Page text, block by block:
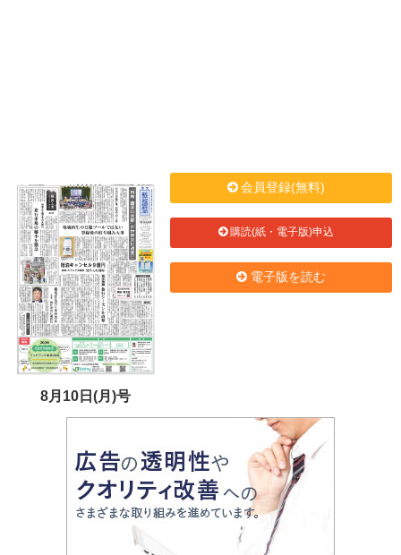
8月10日(月)号
会員登録(無料)
購読(紙・電子版)申込
電子版を読む